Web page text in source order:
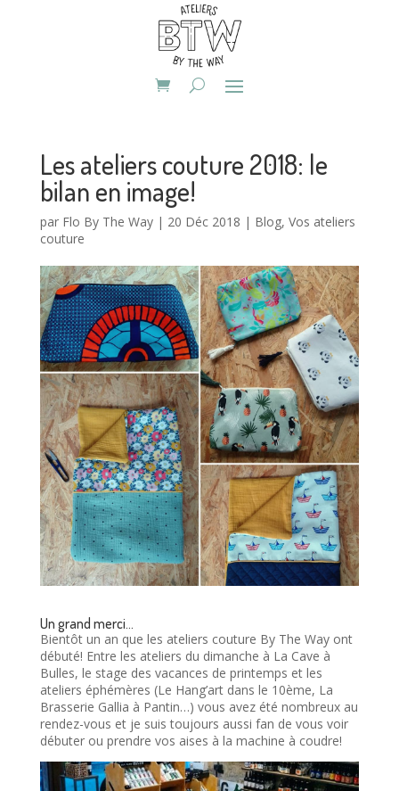
Les ateliers couture 2018: le
bilan en image!
par Flo By The Way| 20 Déc 2018 | Blog, Vos ateliers
couture
Un grand merci…
Bientôt un an que les ateliers couture By The Way ont
débuté! Entre les ateliers du dimanche à La Cave à
Bulles, le stage des vacances de printemps et les
ateliers éphémères (Le Hang’art dans le 10ème, La
Brasserie Gallia à Pantin…) vous avez été nombreux au
rendez-vous et je suis toujours aussi fan de vous voir
débuter ou prendre vos aises à la machine à coudre!